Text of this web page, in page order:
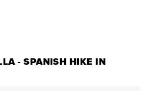
- SPANISH HIKE IN